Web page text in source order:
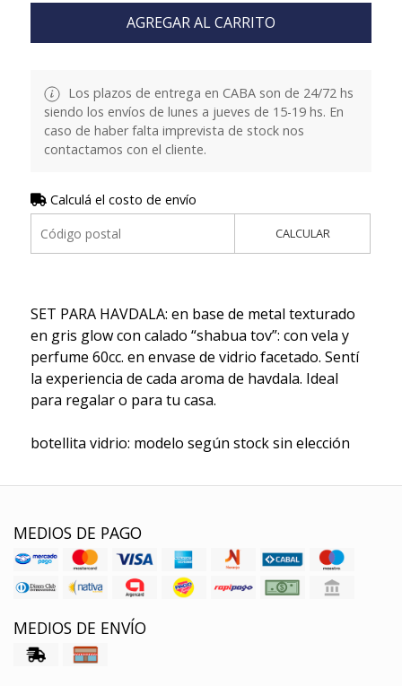
AGREGAR AL CARRITO
Los plazos de entrega en CABA son de 24/72 hs
siendo los envíos de lunes a jueves de 15-19 hs. En
caso de haber falta imprevista de stock nos
contactamos con el cliente.
Calculá el costo de envío
CALCULAR
SET PARA HAVDALA: en base de metal texturado
en gris glow con calado “shabua tov”: con vela y
perfume 60cc. en envase de vidrio facetado. Sentí
la experiencia de cada aroma de havdala. Ideal
para regalar o para tu casa.
botellita vidrio: modelo según stock sin elección
MEDIOS DE PAGO
MEDIOS DE ENVÍO